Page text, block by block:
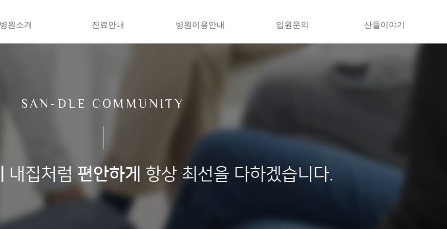
병원소개 진료안내 병원이용안내 입원문의 산들이야기
SAN-DLE COMMUNITY
내집처럼 편안하게 항상 최선을 다하겠습니다.